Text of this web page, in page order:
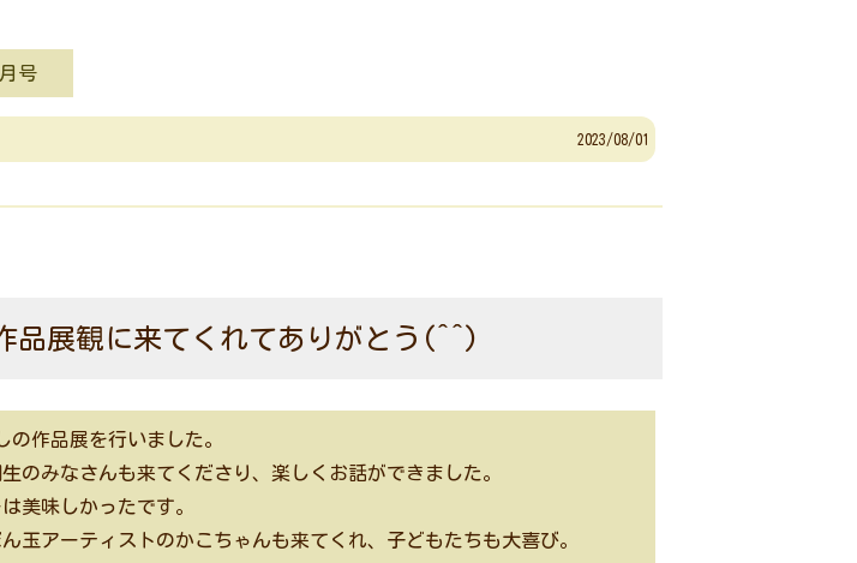
号
2023/08/01
品展観に来てくれてありがとう(^^)
の作品展を行いました。
のみなさんも来てくださり、楽しくお話ができました。
美味しかったです。
玉アーティストのかこちゃんも来てくれ、子どもたちも大喜び。